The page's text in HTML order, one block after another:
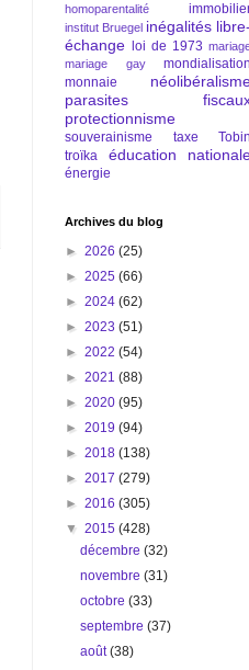
homoparentalité
institut Bruegel inégalités libre-
échange
loi de 1973
mariage gay
mondialisation
monnaie
parasites
protectionnisme
souverainisme
taxe Tobin
troïka
éducation
énergie
Archives du blog
► 2026 (25)
► 2025 (66)
► 2024 (62)
► 2023 (51)
► 2022 (54)
► 2021 (88)
► 2020 (95)
► 2019 (94)
► 2018 (138)
► 2017 (279)
► 2016 (305)
▼ 2015 (428)
décembre(32)
novembre(31)
octobre(33)
septembre(37)
août(38)